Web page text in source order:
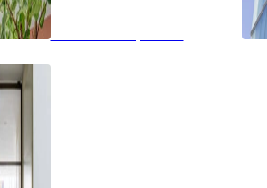
Glazen dak op maat